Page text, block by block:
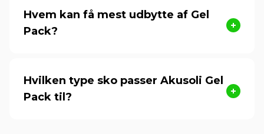
Hvem kan få mest udbytte af Gel
Pack?
Hvilken type sko passer Akusoli Gel
Pack til?